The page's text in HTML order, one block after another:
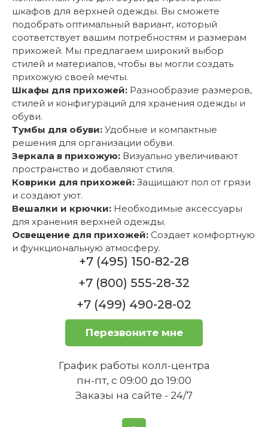
шкафов для верхней одежды. Вы сможете
подобрать оптимальный вариант, который
соответствует вашим потребностям и размерам
прихожей. Мы предлагаем широкий выбор
стилей и материалов, чтобы вы могли создать
прихожую своей мечты.
Шкафы для прихожей: Разнообразие размеров,
стилей и конфигураций для хранения одежды и
обуви.
Тумбы для обуви: Удобные и компактные
решения для организации обуви.
Зеркала в прихожую: Визуально увеличивают
пространство и добавляют стиля.
Коврики для прихожей: Защищают пол от грязи
и создают уют.
Вешалки и крючки: Необходимые аксессуары
для хранения верхней одежды.
Освещение для прихожей: Создает комфортную
и функциональную атмосферу.
+7 (495) 150-82-28
+7 (800) 555-28-32
+7 (499) 490-28-02
Перезвоните мне
График работы колл-центра
пн-пт, с 09:00 до 19:00
Заказы на сайте - 24/7